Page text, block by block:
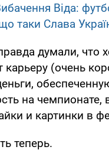
Віда:
таки Слава
думали, что
карьеру (очень
на чемпионате,
и картинки в
теперь.